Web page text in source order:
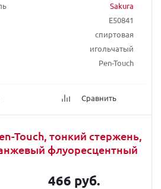
Sakura
E50841
спиртовая
игольчатый
Pen-Touch
Сравнить
Touch, тонкий стержень,
флуоресцентный
466 руб.